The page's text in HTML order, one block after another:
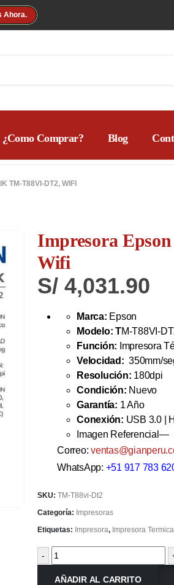
Ahora.
¿Como Comprar? Blog
TM-T88VI-DT2, WIFI
Impresora
Wifi
S/4,031.90
Marca: Epson
Modelo: TM-T88VI-
Función: Impresora
Velocidad: 350mm/
Resolución: 180dpi
Condición: Nuevo
Garantía: 1 Año
Conexión: USB 3.0 |
Imagen Referencial—
Correo:
WhatsApp: +51 917 783
SKU: TM-T88vi-Dt2
Categoría: Impresoras
Etiquetas: Impresora, Impresora Termica
-
AÑADIR AL CARRITO